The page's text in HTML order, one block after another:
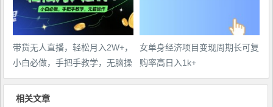
带货无人直播，轻松月入2W+，
小白必做，手把手教学，无脑操
作(附学习资料)
女单身经济项目变现周期长可复
购率高日入1k+
相关文章